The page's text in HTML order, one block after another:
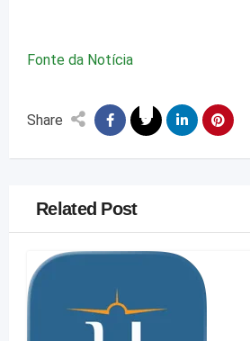
Fonte da Notícia
Share
Related Post